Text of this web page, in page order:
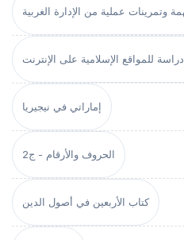
وتمرينات عملية من الإدارة الغربية
للمواقع الإسلامية على الإنترنت
إماراتي في نيجيريا
الحروف والأرقام - ج2
كتاب الأربعين في أصول الدين